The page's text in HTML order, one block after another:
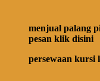
menjual palang
pesan klik disini
persewaan kursi